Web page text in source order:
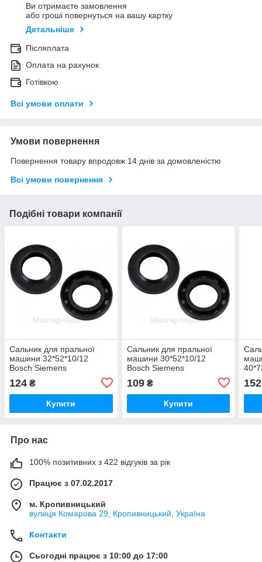
Ви отримаєте замовлення
або гроші повернуться на вашу картку
Детальніше
Післяплата
Оплата на рахунок
Готівкою
Всі умови оплати
Умови повернення
Повернення товару впродовж 14 днів за домовленістю
Всі умови повернення
Подібні товари компанії
Сальник для пральної
машини 32*52*10/12
Bosch Siemens
124 ₴
Купити
Сальник для пральної
машини 30*52*10/12
Bosch Siemens
109₴
Купити
152
Про нас
100% позитивних з 422 відгуків за рік
Працює з 07.02.2017
м. Кропивницький
вулиця Комарова 29, Кропивницький, Україна
Контакти
Сьогодні працює з 10:00 до 17:00